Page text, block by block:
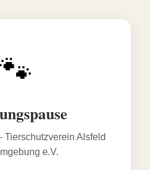
🐾
Tierschutzverein Alsfeld
e.V.